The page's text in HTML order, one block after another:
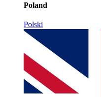
Poland
Polski